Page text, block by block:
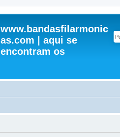
www.bandasfilarmonic
as.com | aqui se
encontram os